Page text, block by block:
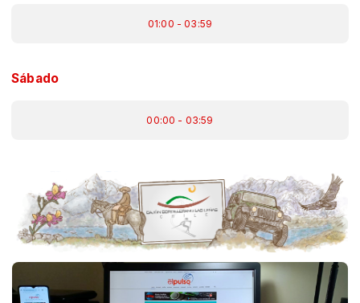
01:00 - 03:59
Sábado
00:00 - 03:59